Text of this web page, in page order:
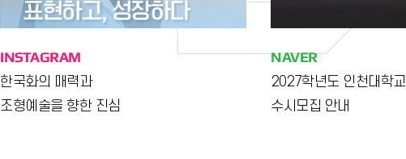
INSTAGRAM
한국화의 매력과
조형예술을 향한 진심
NAVER
2027학년도 인천대학교
수시모집 안내